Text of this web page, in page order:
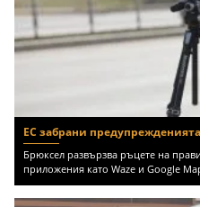
ЕС забрани
Брюксел развързва ръцете на
приложения като Waze и Google